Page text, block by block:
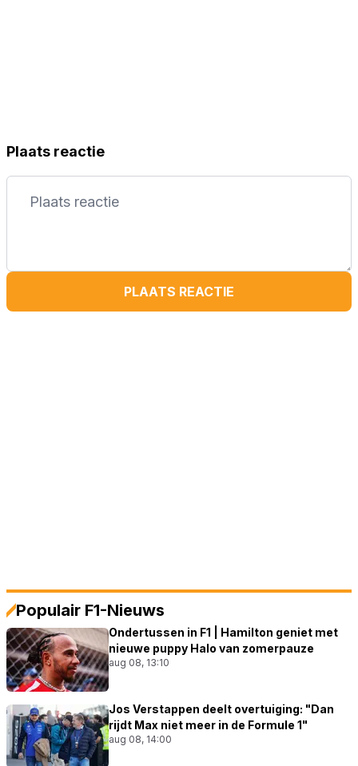
Plaats reactie
PLAATS REACTIE
Populair F1-Nieuws
Ondertussen in F1 | Hamilton geniet met
nieuwe puppy Halo van zomerpauze
aug 08, 13:10
Jos Verstappen deelt overtuiging: "Dan
rijdt Max niet meer in de Formule 1"
aug 08, 14:00